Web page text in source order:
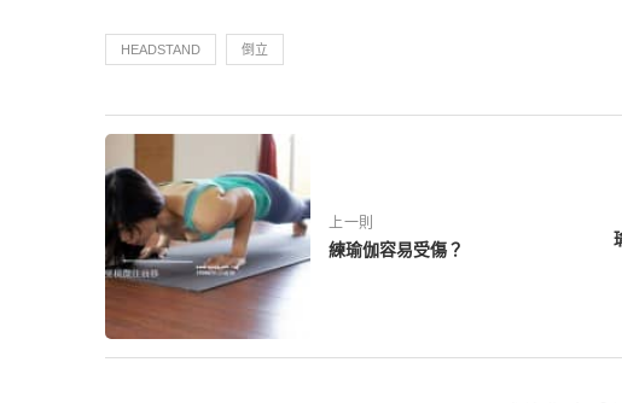
HEADSTAND 倒立
上一則
練瑜伽容易受傷？